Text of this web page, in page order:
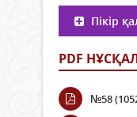
Пікір
PDF
№58